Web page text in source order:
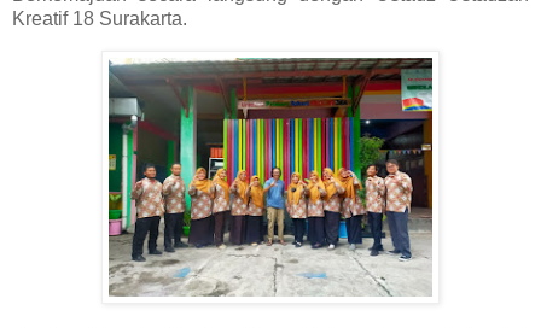
Kreatif 18 Surakarta.